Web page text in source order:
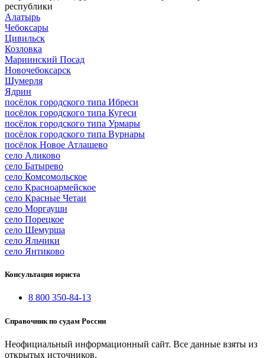
республики
Алатырь
Чебоксары
Цивильск
Козловка
Мариинский Посад
Новочебоксарск
Шумерля
Ядрин
посёлок городского типа Ибреси
посёлок городского типа Кугеси
посёлок городского типа Урмары
посёлок городского типа Вурнары
посёлок Новое Атлашево
село Аликово
село Батырево
село Комсомольское
село Красноармейское
село Красные Четаи
село Моргауши
село Порецкое
село Шемурша
село Яльчики
село Янтиково
Консультация юриста
8 800 350-84-13
Справочник по судам России
Неофициальный информационный сайт. Все данные взяты из
открытых источников.